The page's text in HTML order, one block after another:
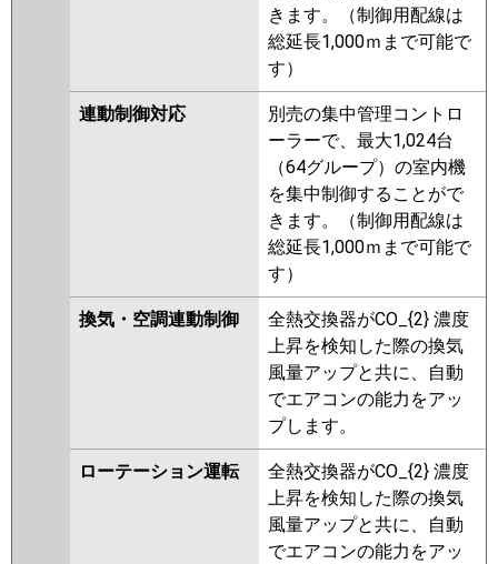
きます。（制御用配線は
総延長1,000ｍまで可能で
す）
連動制御対応
別売の集中管理コントロ
ーラーで、最大1,024台
（64グループ）の室内機
を集中制御することがで
きます。（制御用配線は
総延長1,000ｍまで可能で
す）
換気・空調連動制御
全熱交換器がCO_{2} 濃度
上昇を検知した際の換気
風量アップと共に、自動
でエアコンの能力をアッ
プします。
ローテーション運転
全熱交換器がCO_{2} 濃度
上昇を検知した際の換気
風量アップと共に、自動
でエアコンの能力をアッ